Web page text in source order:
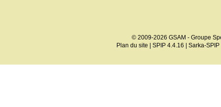
© 2009-2026 GSAM - Groupe
Plan du site
SPIP 4.4.16 Sarka-SPIP